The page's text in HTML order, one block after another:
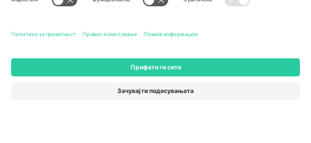
Newark, Delaware 19713, United
States
Engelberg, Switzerland